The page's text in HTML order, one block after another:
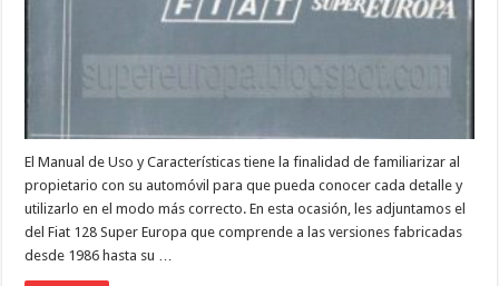
El Manual de Uso y Características tiene la finalidad de familiarizar al
propietario con su automóvil para que pueda conocer cada detalle y
utilizarlo en el modo más correcto. En esta ocasión, les adjuntamos el
del Fiat 128 Super Europa que comprende a las versiones fabricadas
desde 1986 hasta su …